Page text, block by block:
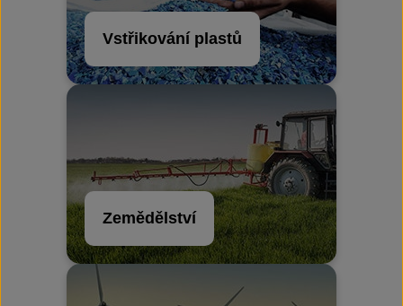
Vstřikování plastů
Zemědělství